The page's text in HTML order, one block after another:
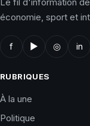
économie, sport et
f ▶ ◎ in
RUBRIQUES
À la une
Politique